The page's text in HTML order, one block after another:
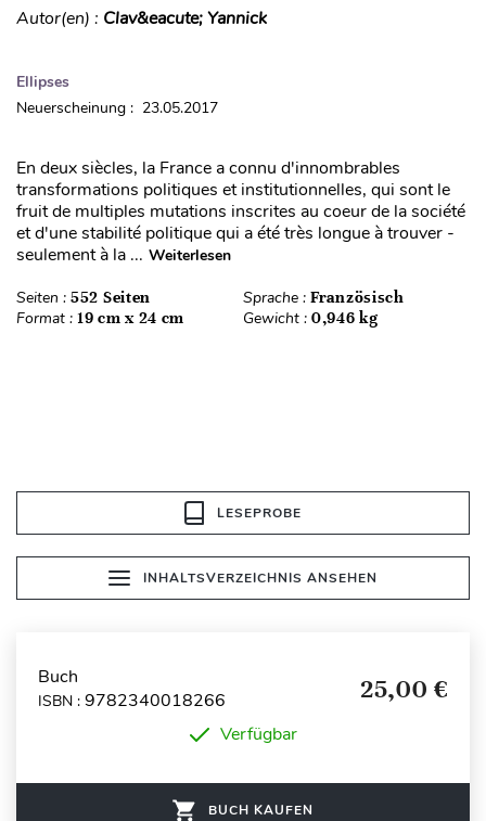
Autor(en) : Clav&eacute; Yannick
Ellipses
Neuerscheinung : 23.05.2017
En deux siècles, la France a connu d'innombrables
transformations politiques et institutionnelles, qui sont le
fruit de multiples mutations inscrites au coeur de la société
et d'une stabilité politique qui a été très longue à trouver -
seulement à la ... Weiterlesen
Seiten : 552 Seiten Sprache : Französisch
Format : 19 cm x 24 cm Gewicht : 0,946 kg
LESEPROBE
INHALTSVERZEICHNIS ANSEHEN
Buch
ISBN : 9782340018266 25,00 €
Verfügbar
BUCH KAUFEN